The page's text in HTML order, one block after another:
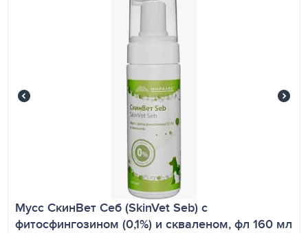
Мусс СкинВет Себ (SkinVet Seb) с
фитосфингозином (0,1%) и скваленом, фл 160 мл